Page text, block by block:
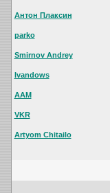
Антон Плаксин
parko
Smirnov Andrey
Ivandows
AAM
VKR
Artyom Chitailo